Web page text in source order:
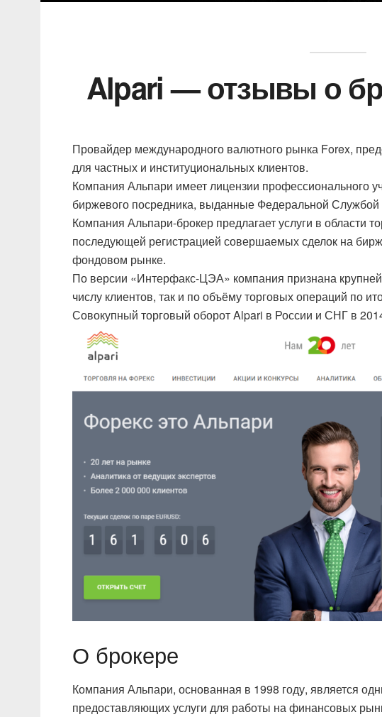
Alpari — отзывы о
Провайдер международного валютного рынка Forex,
для частных и институциональных клиентов.
Компания Альпари имеет лицензии профессионального
биржевого посредника, выданные Федеральной
Компания Альпари-брокер предлагает услуги в области
последующей регистрацией совершаемых сделок на
фондовом рынке.
По версии «Интерфакс-ЦЭА» компания признана
числу клиентов, так и по объёму торговых операций по
Совокупный торговый оборот Alpari в России и СНГ в
О брокере
Компания Альпари, основанная в 1998 году, является
предоставляющих услуги для работы на финансовых